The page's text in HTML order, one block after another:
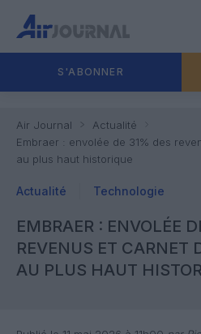
S'ABONNER
Air Journal
Actualité
Embraer : envolée de 31% des
au plus haut historique
Actualité Technologie
EMBRAER : ENVOLÉE
REVENUS ET CARNET
AU PLUS HAUT